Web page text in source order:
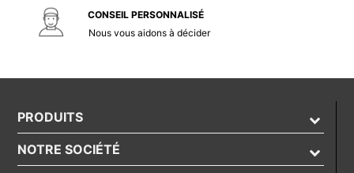
CONSEIL PERSONNALISÉ
Nous vous aidons à décider
PRODUITS
NOTRE SOCIÉTÉ